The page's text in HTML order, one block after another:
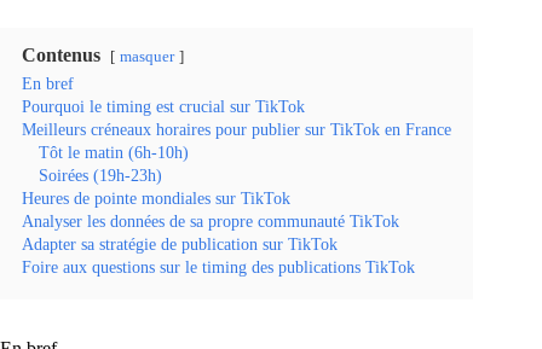
Contenus masquer
En bref
Pourquoi le timing est crucial sur TikTok
Meilleurs créneaux horaires pour publier sur TikTok en France
Tôt le matin (6h-10h)
Soirées (19h-23h)
Heures de pointe mondiales sur TikTok
Analyser les données de sa propre communauté TikTok
Adapter sa stratégie de publication sur TikTok
Foire aux questions sur le timing des publications TikTok